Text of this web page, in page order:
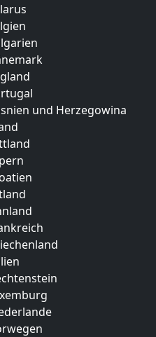
und Herzegowina